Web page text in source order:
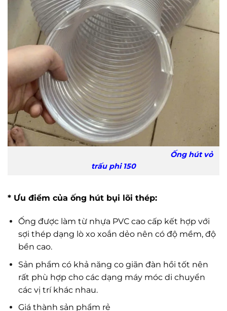
Ống hút vỏ
trấu phi 150
* Ưu điểm của ống hút bụi lõi thép:
Ống được làm từ nhựa PVC cao cấp kết hợp với
sợi thép dạng lò xo xoắn dẻo nên có độ mềm, độ
bền cao.
Sản phẩm có khả năng co giãn đàn hồi tốt nên
rất phù hợp cho các dạng máy móc di chuyển
các vị trí khác nhau.
Giá thành sản phẩm rẻ